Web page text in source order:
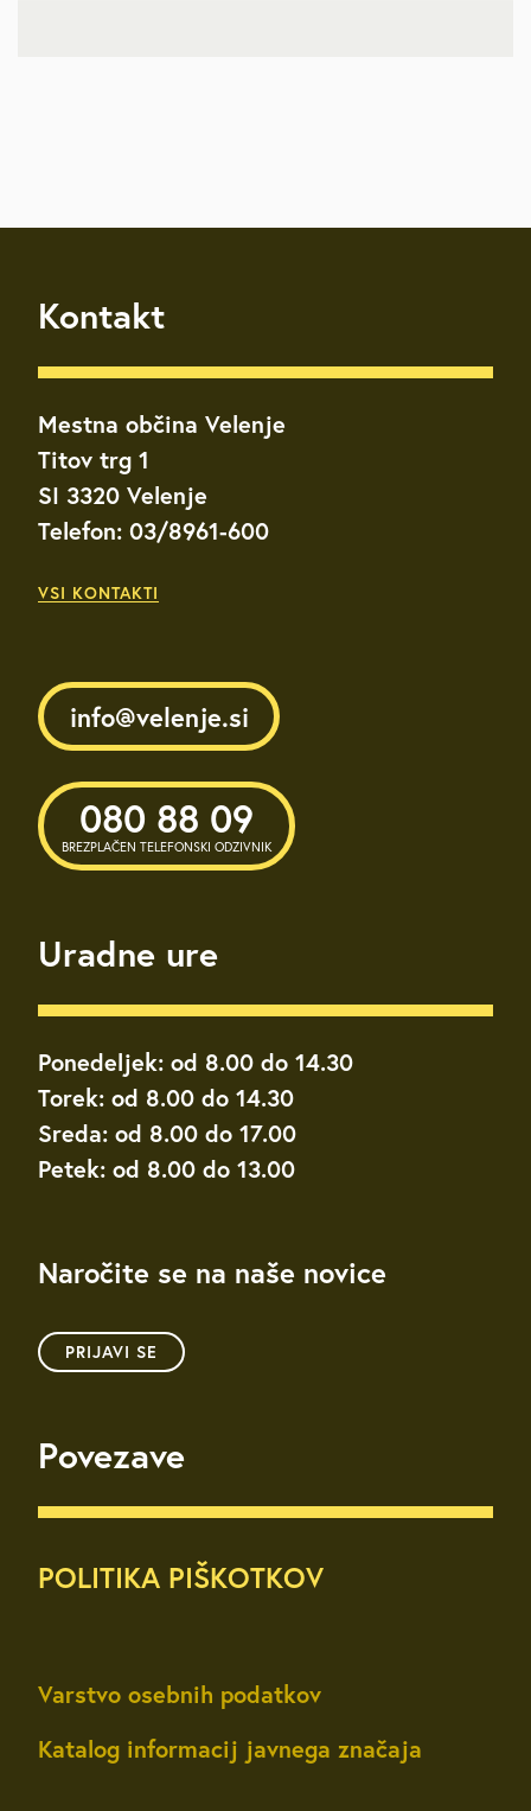
Kontakt
Mestna občina Velenje
Titov trg 1
SI 3320 Velenje
Telefon: 03/8961-600
VSI KONTAKTI
info@velenje.si
080 88 09
BREZPLAČEN TELEFONSKI ODZIVNIK
Uradne ure
Ponedeljek: od 8.00 do 14.30
Torek: od 8.00 do 14.30
Sreda: od 8.00 do 17.00
Petek: od 8.00 do 13.00
Naročite se na naše novice
PRIJAVI SE
Povezave
POLITIKA PIŠKOTKOV
Varstvo osebnih podatkov
Katalog informacij javnega značaja